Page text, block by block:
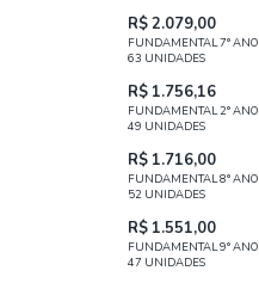
R$ 2.079,00
FUNDAMENTAL 7° ANO
63 UNIDADES
R$ 1.756,16
FUNDAMENTAL 2° ANO
49 UNIDADES
R$ 1.716,00
FUNDAMENTAL 8° ANO
52 UNIDADES
R$ 1.551,00
FUNDAMENTAL 9° ANO
47 UNIDADES